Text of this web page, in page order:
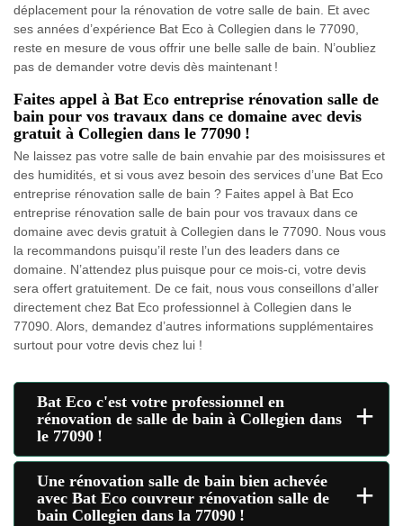
déplacement pour la rénovation de votre salle de bain. Et avec
ses années d’expérience Bat Eco à Collegien dans le 77090,
reste en mesure de vous offrir une belle salle de bain. N’oubliez
pas de demander votre devis dès maintenant !
Faites appel à Bat Eco entreprise rénovation salle de
bain pour vos travaux dans ce domaine avec devis
gratuit à Collegien dans le 77090 !
Ne laissez pas votre salle de bain envahie par des moisissures et
des humidités, et si vous avez besoin des services d’une Bat Eco
entreprise rénovation salle de bain ? Faites appel à Bat Eco
entreprise rénovation salle de bain pour vos travaux dans ce
domaine avec devis gratuit à Collegien dans le 77090. Nous vous
la recommandons puisqu’il reste l’un des leaders dans ce
domaine. N’attendez plus puisque pour ce mois-ci, votre devis
sera offert gratuitement. De ce fait, nous vous conseillons d’aller
directement chez Bat Eco professionnel à Collegien dans le
77090. Alors, demandez d’autres informations supplémentaires
surtout pour votre devis chez lui !
Bat Eco c'est votre professionnel en
rénovation de salle de bain à Collegien dans
le 77090 !
+
Une rénovation salle de bain bien achevée
avec Bat Eco couvreur rénovation salle de
bain Collegien dans la 77090 !
+